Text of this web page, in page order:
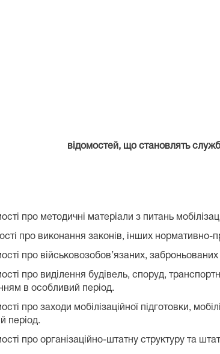
відомостей, що становлять
про методичні матеріали з питань
про виконання законів, інших нормативно-
про військовозобов’язаних,
про виділення будівель, споруд,
в особливий період.
про заходи мобілізаційної підготовки,
період.
про організаційно-штатну структуру та